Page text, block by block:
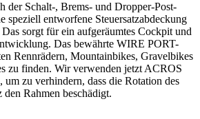
der Schalt-, Brems- und Dropper-Post-
speziell entworfene Steuersatzabdeckung
sorgt für ein aufgeräumtes Cockpit und
Das bewährte WIRE PORT-
Rennrädern, Mountainbikes, Gravelbikes
zu finden. Wir verwenden jetzt ACROS
zu verhindern, dass die Rotation des
Rahmen beschädigt.